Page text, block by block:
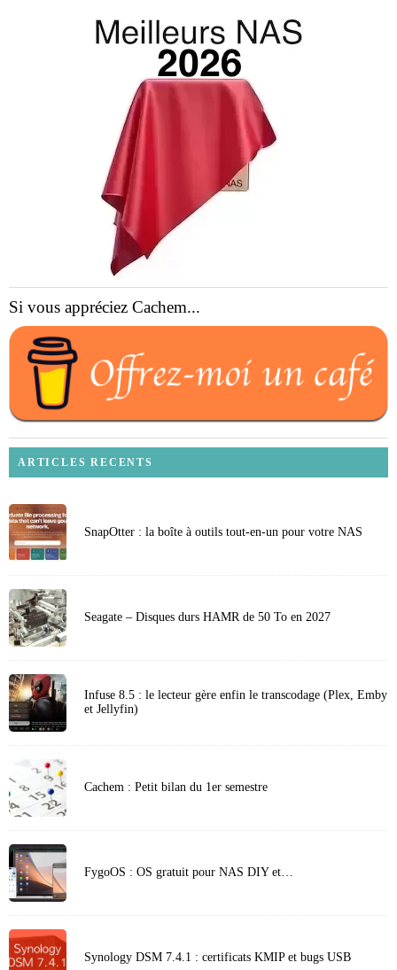
Si vous appréciez Cachem...
ARTICLES RECENTS
SnapOtter : la boîte à outils tout-en-un pour votre NAS
Seagate – Disques durs HAMR de 50 To en 2027
Infuse 8.5 : le lecteur gère enfin le transcodage (Plex, Emby
et Jellyfin)
Cachem : Petit bilan du 1er semestre
FygoOS : OS gratuit pour NAS DIY et…
Synology DSM 7.4.1 : certificats KMIP et bugs USB